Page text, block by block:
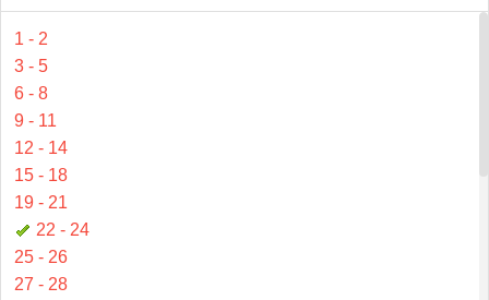
1 - 2
3 - 5
6 - 8
9 - 11
12 - 14
15 - 18
19 - 21
22 - 24
25 - 26
27 - 28